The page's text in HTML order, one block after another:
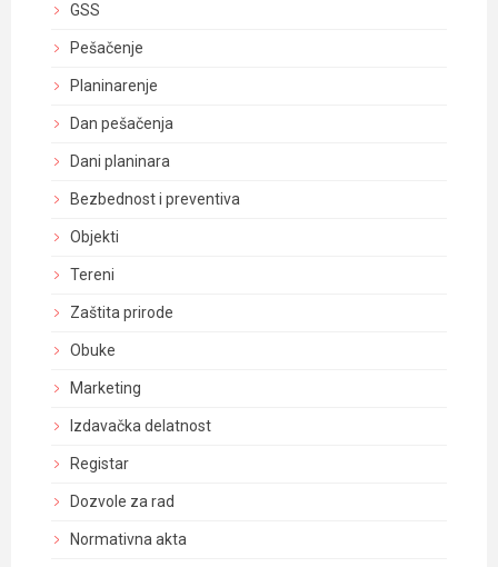
GSS
Pešačenje
Planinarenje
Dan pešačenja
Dani planinara
Bezbednost i preventiva
Objekti
Tereni
Zaštita prirode
Obuke
Marketing
Izdavačka delatnost
Registar
Dozvole za rad
Normativna akta